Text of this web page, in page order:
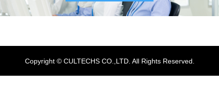
Copyright © CULTECHS CO.,LTD. All Rights Reserved.